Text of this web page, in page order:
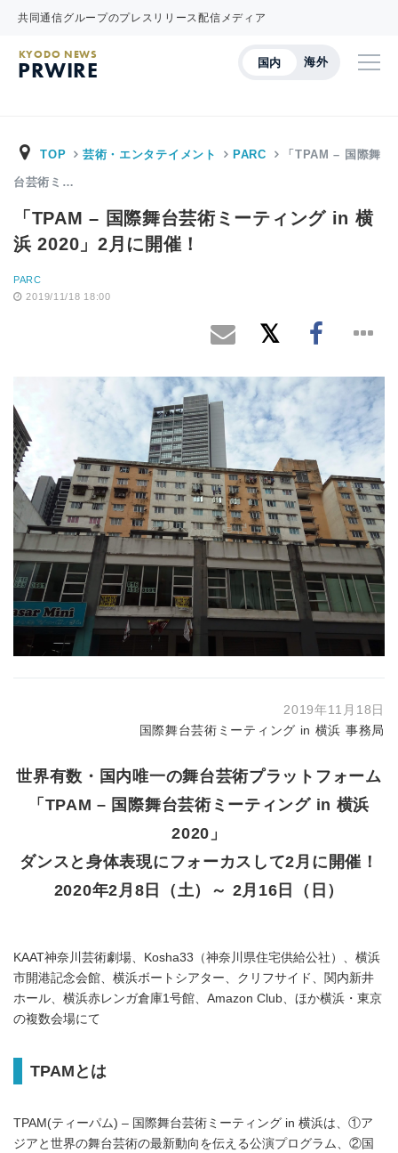
共同通信グループのプレスリリース配信メディア
国内 海外
KYODO NEWS
PRWIRE
TOP 芸術・エンタテイメント PARC 「TPAM – 国際舞
台芸術ミ…
「TPAM – 国際舞台芸術ミーティング in 横
浜 2020」2月に開催！
PARC
2019/11/18 18:00
2019年11月18日
国際舞台芸術ミーティング in 横浜 事務局
世界有数・国内唯一の舞台芸術プラットフォーム
「TPAM – 国際舞台芸術ミーティング in 横浜
2020」
ダンスと身体表現にフォーカスして2月に開催！
2020年2月8日（土）～ 2月16日（日）
KAAT神奈川芸術劇場、Kosha33（神奈川県住宅供給公社）、横浜
市開港記念会館、横浜ボートシアター、クリフサイド、関内新井
ホール、横浜赤レンガ倉庫1号館、Amazon Club、ほか横浜・東京
の複数会場にて
TPAMとは
TPAM(ティーパム) – 国際舞台芸術ミーティング in 横浜は、①ア
ジアと世界の舞台芸術の最新動向を伝える公演プログラム、②国